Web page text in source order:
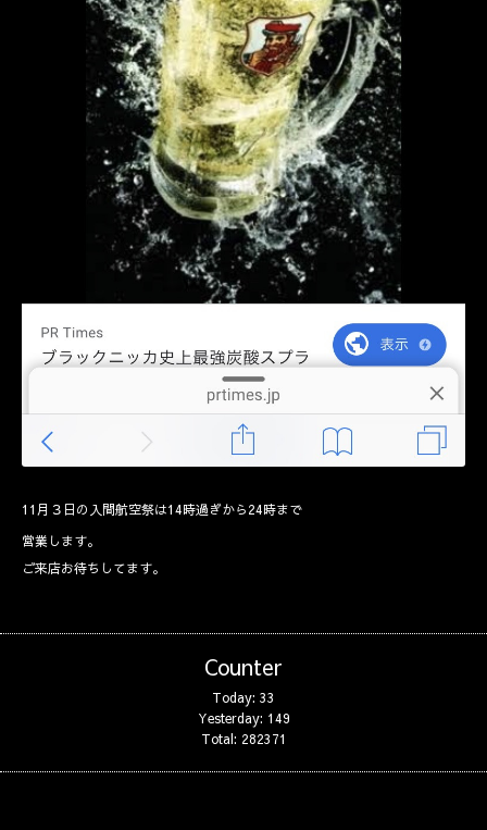
11月３日の入間航空祭は14時過ぎから24時まで
営業します。
ご来店お待ちしてます。
Counter
Today: 33
Yesterday: 149
Total: 282371